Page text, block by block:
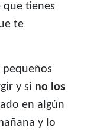
tienes
te
y si no los
en algún
y lo